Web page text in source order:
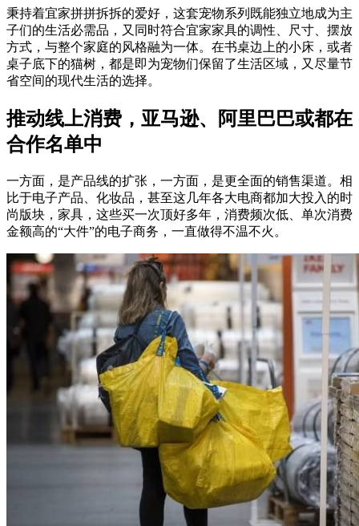
秉持着宜家拼拼拆拆的爱好，这套宠物系列既能独立地成为主
子们的生活必需品，又同时符合宜家家具的调性、尺寸、摆放
方式，与整个家庭的风格融为一体。在书桌边上的小床，或者
桌子底下的猫树，都是即为宠物们保留了生活区域，又尽量节
省空间的现代生活的选择。
推动线上消费，亚马逊、阿里巴巴或都在
合作名单中
一方面，是产品线的扩张，一方面，是更全面的销售渠道。相
比于电子产品、化妆品，甚至这几年各大电商都加大投入的时
尚版块，家具，这些买一次顶好多年，消费频次低、单次消费
金额高的“大件”的电子商务，一直做得不温不火。